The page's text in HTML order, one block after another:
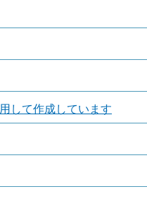
して作成しています